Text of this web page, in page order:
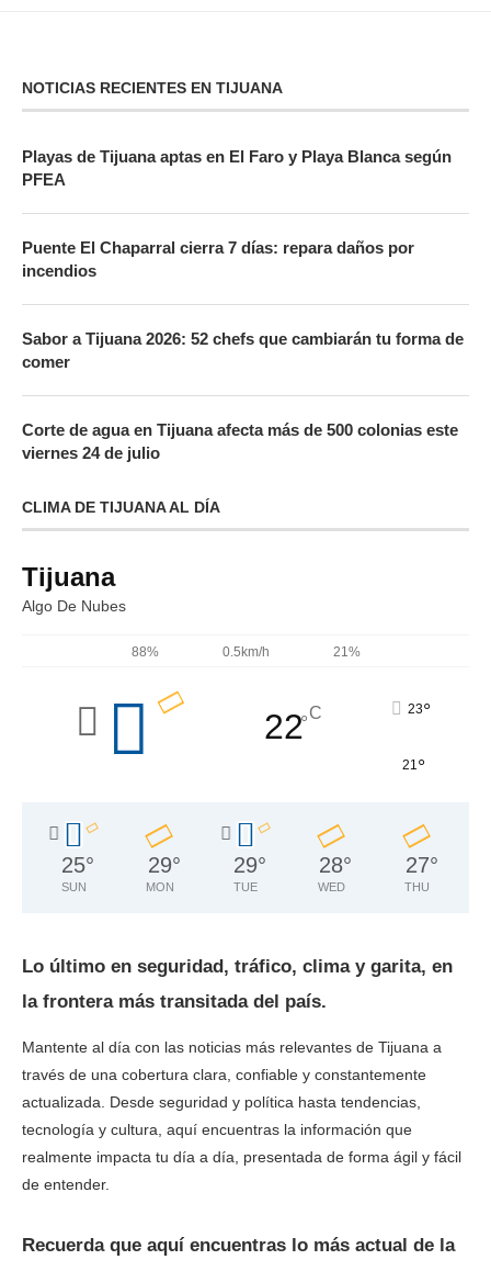
NOTICIAS RECIENTES EN TIJUANA
Playas de Tijuana aptas en El Faro y Playa Blanca según
PFEA
Puente El Chaparral cierra 7 días: repara daños por
incendios
Sabor a Tijuana 2026: 52 chefs que cambiarán tu forma de
comer
Corte de agua en Tijuana afecta más de 500 colonias este
viernes 24 de julio
CLIMA DE TIJUANA AL DÍA
Tijuana
Algo De Nubes
88% 0.5km/h 21%
22°C 23°
21 °
25°
SUN
29°
MON
29°
TUE
28°
WED
27°
THU
Lo último en seguridad, tráfico, clima y garita, en
la frontera más transitada del país.
Mantente al día con las noticias más relevantes de Tijuana a
través de una cobertura clara, confiable y constantemente
actualizada. Desde seguridad y política hasta tendencias,
tecnología y cultura, aquí encuentras la información que
realmente impacta tu día a día, presentada de forma ágil y fácil
de entender.
Recuerda que aquí encuentras lo más actual de la